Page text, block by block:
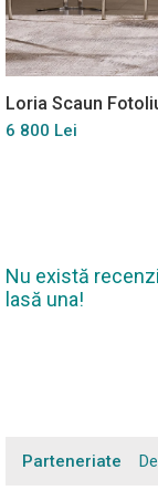
Loria Scaun
6 800 Lei
Nu există
lasă una!
Parteneriate